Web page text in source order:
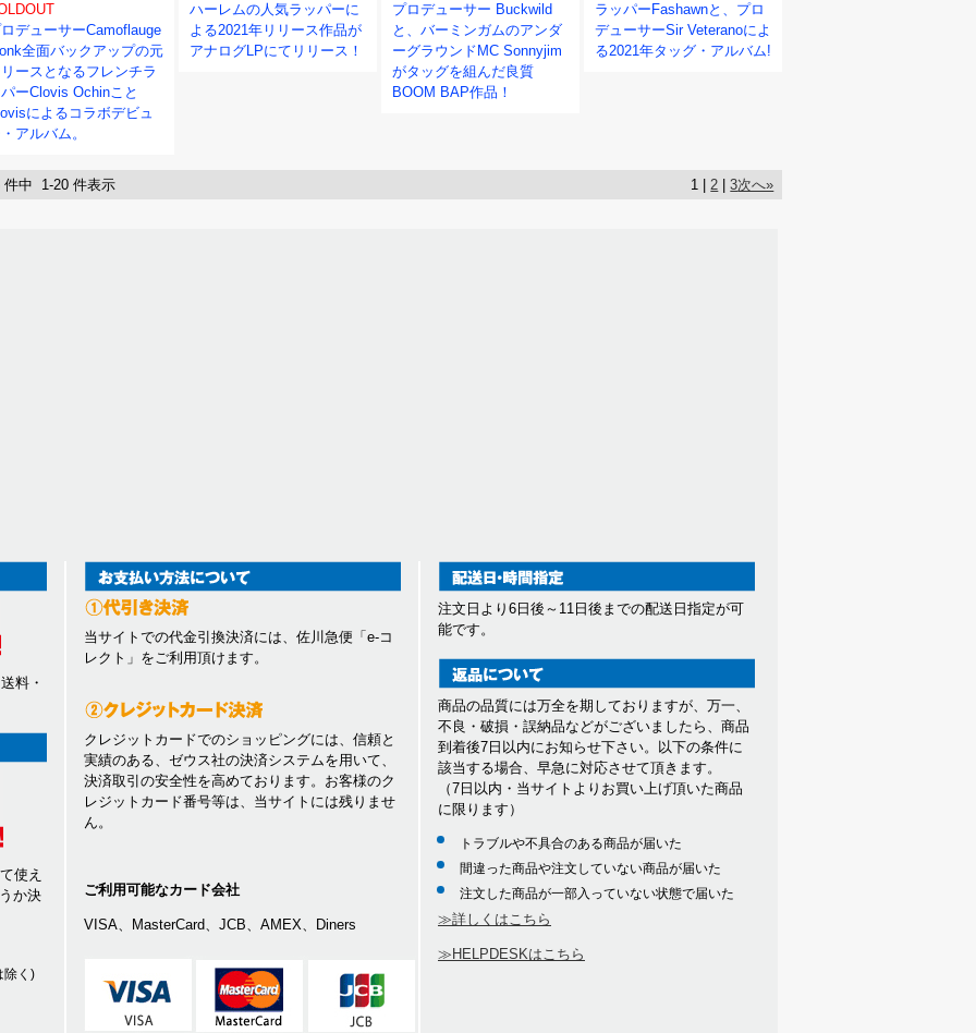
デューサーCamoflauge
全面バックアップの元
リースとなるフレンチラ
パーClovis Ochinこと
によるコラボデビュ
アルバム。
ハーレムの人気ラッパーに
よる2021年リリース作品が
アナログLPにてリリース！
プロデューサー Buckwild
と、バーミンガムのアンダ
ーグラウンドMC Sonnyjim
がタッグを組んだ良質
BOOM BAP作品！
ラッパーFashawnと、プロ
デューサーSir Veteranoによ
る2021年タッグ・アルバム!
件中 1-20 件表示 1 |2 |3次へ»
料・
使え
か決
除く)
当サイトでの代金引換決済には、佐川急便「e-コ
レクト」をご利用頂けます。
クレジットカードでのショッピングには、信頼と
実績のある、ゼウス社の決済システムを用いて、
決済取引の安全性を高めております。お客様のク
レジットカード番号等は、当サイトには残りませ
ん。
ご利用可能なカード会社
VISA、MasterCard、JCB、AMEX、Diners
注文日より6日後～11日後までの配送日指定が可
能です。
商品の品質には万全を期しておりますが、万一、
不良・破損・誤納品などがございましたら、商品
到着後7日以内にお知らせ下さい。以下の条件に
該当する場合、早急に対応させて頂きます。
（7日以内・当サイトよりお買い上げ頂いた商品
に限ります）
トラブルや不具合のある商品が届いた
間違った商品や注文していない商品が届いた
注文した商品が一部入っていない状態で届いた
≫詳しくはこちら
≫HELPDESKはこちら